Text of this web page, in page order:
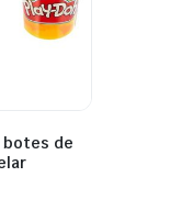
botes de